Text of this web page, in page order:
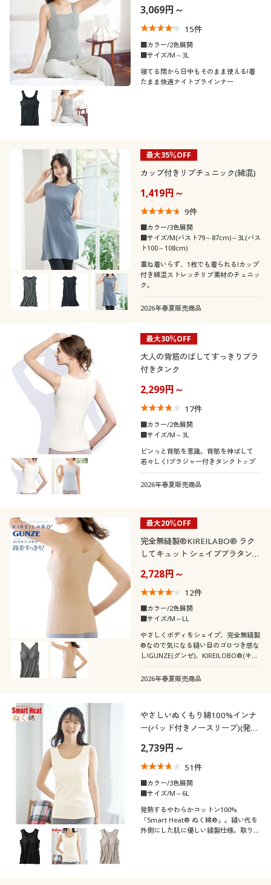
3,069円～
15件
■カラー/2色展開
■サイズ/M～3L
寝てる間から日中もそのまま使える!着
たまま快適ナイトブラインナー
最大35％OFF
カップ付きリブチュニック(綿混)
1,419円～
9件
■カラー/3色展開
■サイズ/M(バスト79～87cm)～3L(バス
ト100～108cm)
重ね着いらず、1枚でも着られる!カップ
付き綿混ストレッチリブ素材のチュニッ
ク。
2026年春夏販売商品
最大30％OFF
大人の背筋のばしてすっきりブラ
付きタンク
2,299円～
17件
■カラー/2色展開
■サイズ/M～3L
ピンっと背筋を意識。背筋を伸ばして
若々しく!ブラジャー付きタンクトップ
2026年春夏販売商品
最大20％OFF
完全無縫製®KIREILABO® ラク
してキュット シェイプブラタンク
2,728円～
12件
■カラー/2色展開
■サイズ/M～LL
やさしくボディをシェイプ、完全無縫製
®なので気になる縫い目のゴロつき感な
し!GUNZE(グンゼ)、KIREILOBO®(キレ
2026年春夏販売商品
やさしいぬくもり綿100%インナ
ー(パッド付きノースリーブ)(発熱
ぬく綿®)
2,739円～
51件
■カラー/3色展開
■サイズ/M～6L
発熱するやわらかコットン100%
「Smart Heat® ぬく綿®」。縫い代を
外側にした肌に優しい縫製仕様。取り外